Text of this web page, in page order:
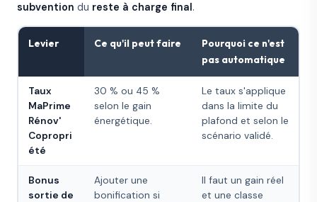
subvention du reste à charge final.
Levier Ce qu'il peut faire
Pourquoi ce n'est
pas automatique
Taux
MaPrime
Rénov'
Copropri
été
30 % ou 45 %
selon le gain
énergétique.
Le taux s'applique
dans la limite du
plafond et selon le
scénario validé.
Bonus
sortie de
Ajouter une
bonification si
Il faut un gain réel
et une classe